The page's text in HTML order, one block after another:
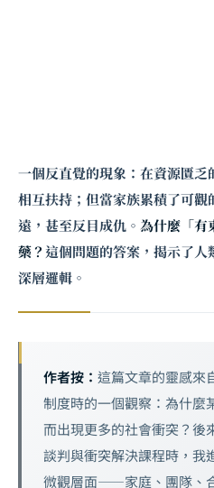
一個反直覺的現象：在資源匱乏
相互扶持；但當家族累積了可
遠，甚至反目成仇。 為什麼「有
藥？這個問題的答案，揭示了
深層邏輯。
作者按： 這篇文章的靈感來
制度時的一個觀察：為什麼
而出現更多的社會衝突？後
談判與衝突解決課程時，我
微觀層面——家庭、團隊、